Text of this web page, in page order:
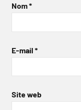
Nom*
E-mail *
Site web